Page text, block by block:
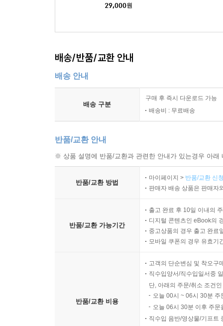
12. 폭발성가스, 증기에 대한 방폭구조에 대해 설명
13. 방폭구조의 전기기기 선정시 요건(유의사항)에
14. 방폭 전기설비의 전기적 보호방법에 대해 설명
15. 방폭구조와 관련된 위험특성 3가지에 대해 설
16. 방폭구조의 전기기기를 위험장소에 설치한 경
18. 전기기계기구의 접지(규칙)에 대해 설명 170
19. 정전전로에서의 전기작업시 차단절차 투입절
21. ~ 78.
29,000원
배송/반품/교환 안내
배송 안내
배송 구분
구매 후 즉시 다운로드 가능
배송비 : 무료배송
반품/교환 안내
※ 상품 설명에 반품/교환과 관련한 안내가 있는경우 아
반품/교환 방법
마이페이지 > 반품/교환 신
판매자 배송 상품은 판매자
반품/교환 가능기간
출고 완료 후 10일 이내의
디지털 콘텐츠인 eBook의
중고상품의 경우 출고 완료
모바일 쿠폰의 경우 유효기
반품/교환 비용
고객의 단순변심 및 착오구
직수입양서/직수입일서중
단, 아래의 주문/취소 조건
오늘 00시 ~ 06시 30분
오늘 06시 30분 이후 주
직수입 음반/영상물/기프트